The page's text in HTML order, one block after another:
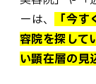
ーは、
「今
容院を探して
い顕在層の見